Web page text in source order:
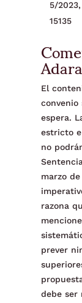
5/
15135
El
convenio
espera.
estricto
no
marzo
razona
prever
debe ser